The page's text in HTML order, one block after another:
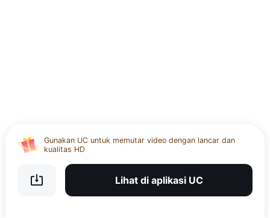
Gunakan UC untuk memutar video dengan lancar dan
kualitas HD
Unduh UC APP dan nikmati ruang terenkripsi 20GB
Gunakan UC Browser, sambungkan ke VPN untuk akses
semua situs web 100%!
Lihat di aplikasi UC